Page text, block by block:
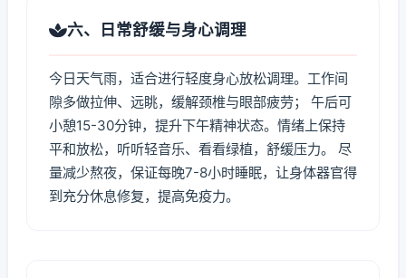
六、日常舒缓与身心调理
今日天气雨，适合进行轻度身心放松调理。工作间
隙多做拉伸、远眺，缓解颈椎与眼部疲劳； 午后可
小憩15-30分钟，提升下午精神状态。情绪上保持
平和放松，听听轻音乐、看看绿植，舒缓压力。 尽
量减少熬夜，保证每晚7-8小时睡眠，让身体器官得
到充分休息修复，提高免疫力。